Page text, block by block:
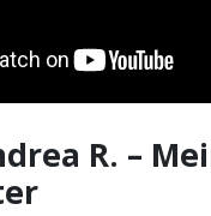
R. –